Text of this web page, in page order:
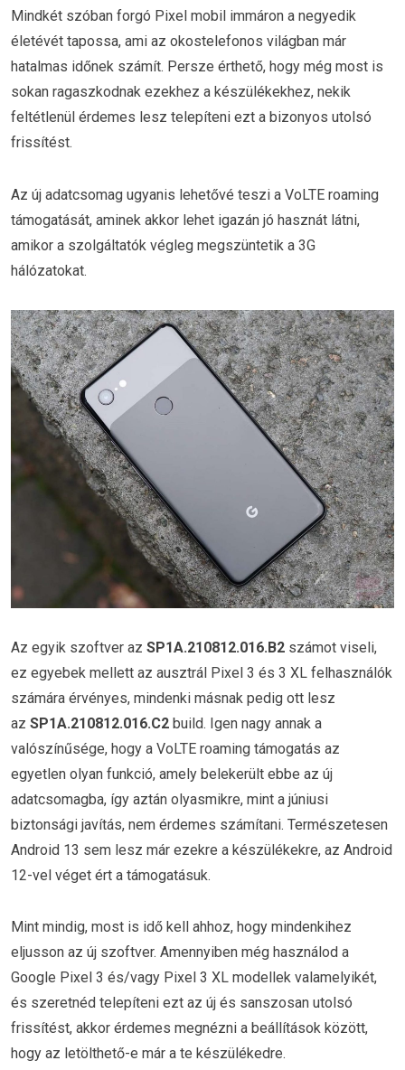
Mindkét szóban forgó Pixel mobil immáron a negyedik
életévét tapossa, ami az okostelefonos világban már
hatalmas időnek számít. Persze érthető, hogy még most is
sokan ragaszkodnak ezekhez a készülékekhez, nekik
feltétlenül érdemes lesz telepíteni ezt a bizonyos utolsó
frissítést.
Az új adatcsomag ugyanis lehetővé teszi a VoLTE roaming
támogatását, aminek akkor lehet igazán jó hasznát látni,
amikor a szolgáltatók végleg megszüntetik a 3G
hálózatokat.
Az egyik szoftver az SP1A.210812.016.B2 számot viseli,
ez egyebek mellett az ausztrál Pixel 3 és 3 XL felhasználók
számára érvényes, mindenki másnak pedig ott lesz
az SP1A.210812.016.C2 build. Igen nagy annak a
valószínűsége, hogy a VoLTE roaming támogatás az
egyetlen olyan funkció, amely belekerült ebbe az új
adatcsomagba, így aztán olyasmikre, mint a júniusi
biztonsági javítás, nem érdemes számítani. Természetesen
Android 13 sem lesz már ezekre a készülékekre, az Android
12-vel véget ért a támogatásuk.
Mint mindig, most is idő kell ahhoz, hogy mindenkihez
eljusson az új szoftver. Amennyiben még használod a
Google Pixel 3 és/vagy Pixel 3 XL modellek valamelyikét,
és szeretnéd telepíteni ezt az új és sanszosan utolsó
frissítést, akkor érdemes megnézni a beállítások között,
hogy az letölthető-e már a te készülékedre.